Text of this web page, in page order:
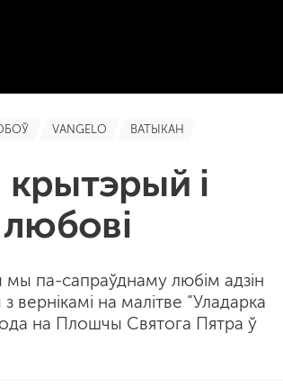
VANGELO ВАТЫКАН
і
па-сапраўднаму любім адзін
на малітве “Уладарка
на Плошчы Святога Пятра ў